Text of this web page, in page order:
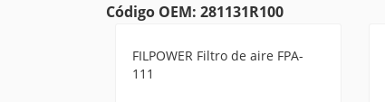
Código OEM: 281131R100
FILPOWER Filtro de aire FPA-
111